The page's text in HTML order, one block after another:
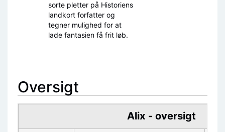
sorte pletter på Historiens
landkort forfatter og
tegner mulighed for at
lade fantasien få frit løb.
Oversigt
Alix - oversigt